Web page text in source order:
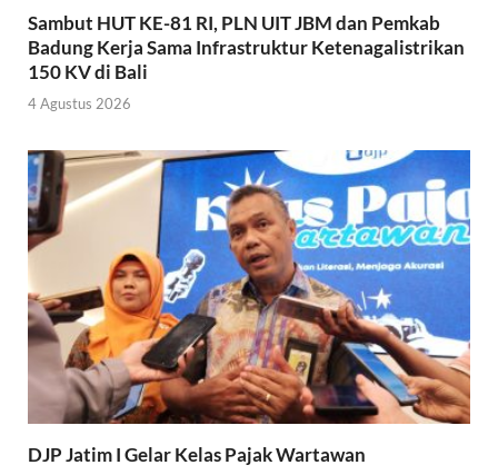
Sambut HUT KE-81 RI, PLN UIT JBM dan Pemkab
Badung Kerja Sama Infrastruktur Ketenagalistrikan
150 KV di Bali
4 Agustus 2026
DJP Jatim I Gelar Kelas Pajak Wartawan